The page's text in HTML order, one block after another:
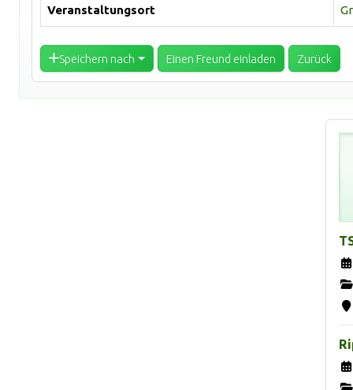
Veranstaltungsort
Speichern nach Einen Freund einladen Zurück